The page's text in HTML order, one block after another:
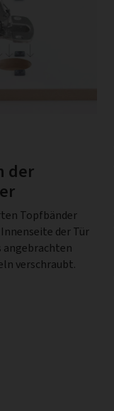
der
Topfbänder
der Tür
angebrachten
verschraubt.